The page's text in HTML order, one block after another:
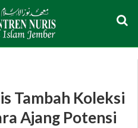
Tambah Koleksi
Ajang Potensi